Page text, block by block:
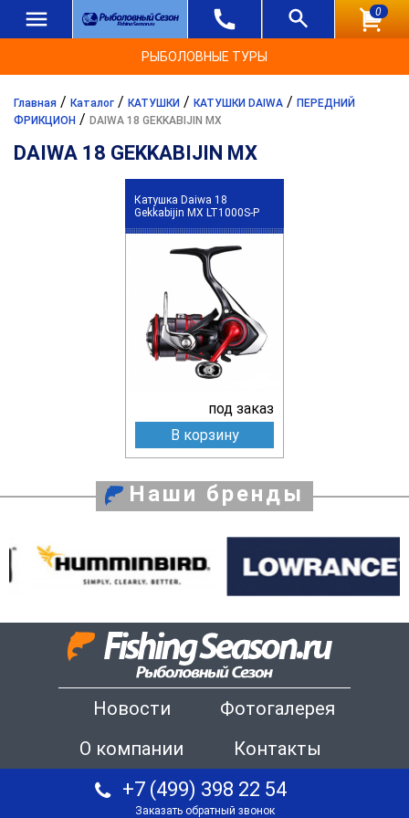
0
РЫБОЛОВНЫЕ ТУРЫ
Главная / Каталог / КАТУШКИ / КАТУШКИ DAIWA / ПЕРЕДНИЙ
ФРИКЦИОН / DAIWA 18 GEKKABIJIN MX
DAIWA 18 GEKKABIJIN MX
Катушка Daiwa 18
Gekkabijin MX LT1000S-P
под заказ
В корзину
Наши бренды
Новости
Фотогалерея
О компании
Контакты
+7 (499) 398 22 54
Заказать обратный звонок